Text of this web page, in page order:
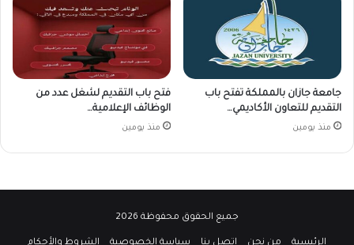
جامعة جازان بالمملكة تفتح باب
التقديم للتعاون الأكاديمي…
منذ يومين
فتح باب التقديم لشغل عدد من
الوظائف الإعلامية…
منذ يومين
جميع الحقوق محفوظة 2026
الرئيسية من نحن إتصل بنا سياسة الخصوصية الشروط والأحكام